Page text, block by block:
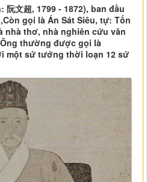
文超, 1799 - 1872), ban đầu
gọi là Án Sát Siêu, tự: Tốn
nhà thơ, nhà nghiên cứu văn
thường được gọi là
một sứ tướng thời loạn 12 sứ